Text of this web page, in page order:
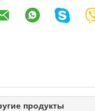
продукты